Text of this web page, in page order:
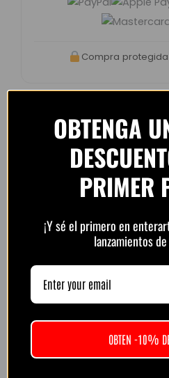
Compra protegida
Opiniones de
PlayFutbol
4.8 / 5
“Camiseta mejor de lo
tardó unos días pero
— Laura M. (España)
OBTENGA
PRIMER
¡Y sé el primero en
lanzamientos
OBTEN -10%